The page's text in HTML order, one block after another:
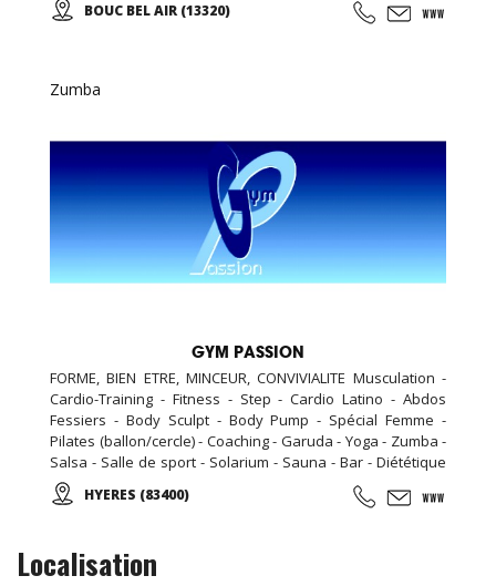
BOUC BEL AIR (13320)
Zumba
GYM PASSION
FORME, BIEN ETRE, MINCEUR, CONVIVIALITE Musculation -
Cardio-Training - Fitness - Step - Cardio Latino - Abdos
Fessiers - Body Sculpt - Body Pump - Spécial Femme -
Pilates (ballon/cercle) - Coaching - Garuda - Yoga - Zumba -
Salsa - Salle de sport - Solarium - Sauna - Bar - Diététique
N'hésitez pas à nous rendre visite, la première séance est
gratuite! Pour toute inscription, l'accès au sauna est offert
HYERES (83400)
Localisation